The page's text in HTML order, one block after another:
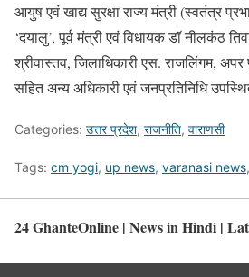
आयुष एवं खाद्य सुरक्षा राज्य मंत्री (स्वतंत्र
‘दयालु’, पूर्व मंत्री एवं विधायक डॉ नीलकंठ
श्रीवास्तव, जिलाधिकारी एस. राजलिंगम,
सहित अन्य अधिकारी एवं जनप्रतिनिधि
Categories: उत्तर प्रदेश, राजनीति, वाराणसी
Tags: cm yogi, up news, varanasi news,
24 GhanteOnline | News in Hindi |